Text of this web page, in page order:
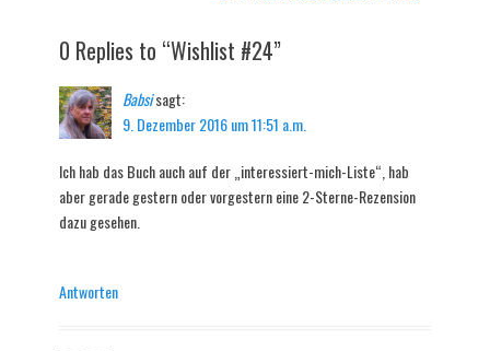
0 Replies to “Wishlist #24”
Babsisagt:
9. Dezember 2016 um 11:51 a.m.
Ich hab das Buch auch auf der „interessiert-mich-Liste“, hab
aber gerade gestern oder vorgestern eine 2-Sterne-Rezension
dazu gesehen.
Antworten